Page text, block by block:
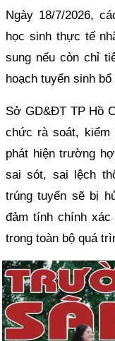
Ngày 18/7/2026,
học sinh thực tế
sung nếu còn chỉ
hoạch tuyển sinh bổ
Sở GD&ĐT TP Hồ
chức rà soát,
phát hiện trường
sai sót, sai lệch
trúng tuyển sẽ bị
đảm tính chính xác
trong toàn bộ quá